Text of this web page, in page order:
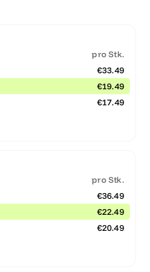
pro Stk.
€33.49
€19.49
€17.49
pro Stk.
€36.49
€22.49
€20.49